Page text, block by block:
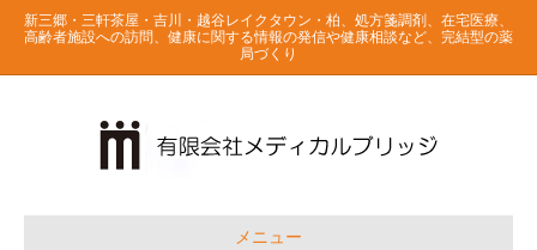
新三郷・三軒茶屋・吉川・越谷レイクタウン・柏、処方箋調剤、在宅医療、
高齢者施設への訪問、健康に関する情報の発信や健康相談など、完結型の薬
局づくり
メニュー